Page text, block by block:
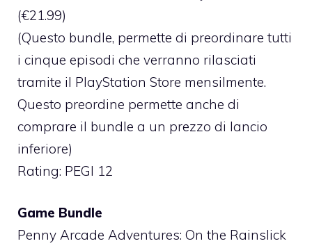
(€21.99)
(Questo bundle, permette di preordinare tutti
i cinque episodi che verranno rilasciati
tramite il PlayStation Store mensilmente.
Questo preordine permette anche di
comprare il bundle a un prezzo di lancio
inferiore)
Rating: PEGI 12
Game Bundle
Penny Arcade Adventures: On the Rainslick